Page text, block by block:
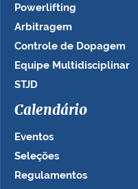
Powerlifting
Arbitragem
Controle de Dopagem
Equipe Multidisciplinar
STJD
Calendário
Eventos
Seleções
Regulamentos